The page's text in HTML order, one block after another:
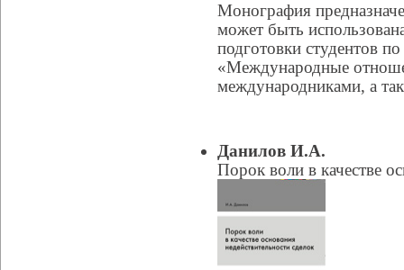
Монография
может быть
подготовки студентов
«Международные
международниками, а
Данилов И.А.
Порок воли в качестве